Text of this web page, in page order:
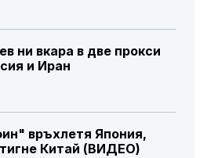
ни вкара в две прокси
и Иран
връхлетя Япония,
Китай (ВИДЕО)